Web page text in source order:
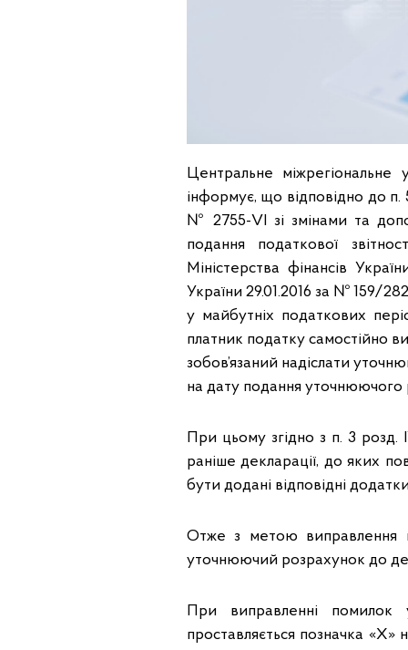
Центральне
інформує, що відповідно до п.
№ 2755-VI зі змінами та
подання податкової
Міністерства фінансів
України 29.01.2016 за № 159/
у майбутніх податкових
платник податку самостійно
зобов’язаний надіслати
на дату подання уточнюючого
При цьому згідно з п. 3
раніше декларації, до яких
бути додані відповідні
Отже з метою виправлення
уточнюючий розрахунок до
При виправленні помилок
проставляється позначка